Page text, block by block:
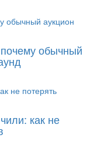
обычный
как не